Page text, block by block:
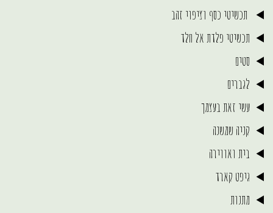
תכשיטי כסף וציפוי זהב
תכשיטי פלדת אל חלד
סטים
לגברים
עשי זאת בעצמך
קניה שמשנה
בית ואווירה
גיפט קארד
מתנות